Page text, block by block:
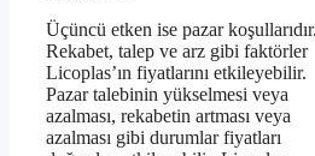
Üçüncü etken ise pazar koşullarıdır.
Rekabet, talep ve arz gibi faktörler
Licoplas’ın fiyatlarını etkileyebilir.
Pazar talebinin yükselmesi veya
azalması, rekabetin artması veya
azalması gibi durumlar fiyatları